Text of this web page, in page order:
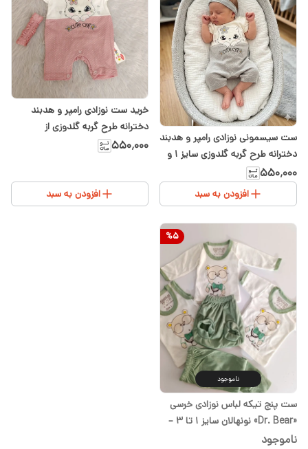
ست سیسمونی نوزادی رامپر و هدبند
دخترانه طرح گربه گلدوزی سایز ۱ و
۲– مخصوص سیسمونی شیدا
۵۵۰٬۰۰۰
افزودن به سبد
خرید ست نوزادی رامپر و هدبند
دخترانه طرح گربه گلدوزی از
سیسمونی نوزادی شیدا سایز ۱ و ۲
۵۵۰٬۰۰۰
افزودن به سبد
%5
ناموجود
ست پنج تیکه لباس نوزادی خرسی
«Dr. Bear» نونهالان سایز ۱ تا ۳ –
سیسمونی شیدا
ناموجود